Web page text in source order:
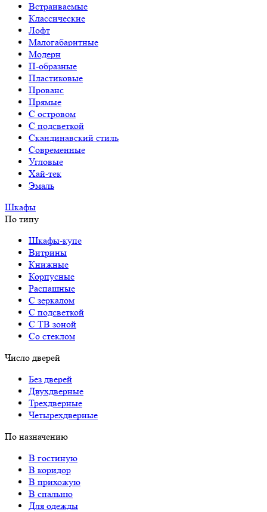
Встраиваемые
Классические
Лофт
Малогабаритные
Модерн
П-образные
Пластиковые
Прованс
Прямые
С островом
С подсветкой
Скандинавский стиль
Современные
Угловые
Хай-тек
Эмаль
Шкафы
По типу
Шкафы-купе
Витрины
Книжные
Корпусные
Распашные
С зеркалом
С подсветкой
С ТВ зоной
Со стеклом
Число дверей
Без дверей
Двухдверные
Трехдверные
Четырехдверные
По назначению
В гостиную
В коридор
В прихожую
В спальню
Для одежды